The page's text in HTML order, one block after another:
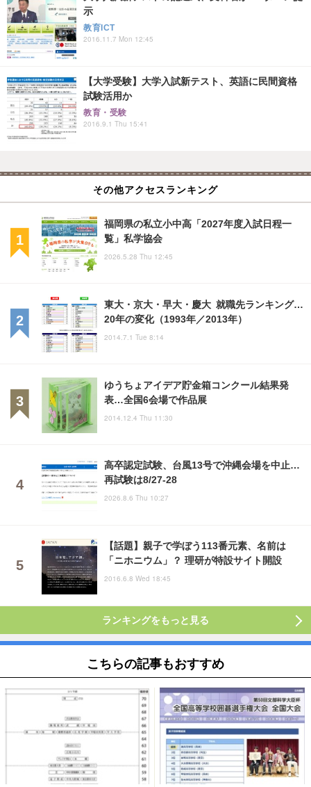
示
教育ICT
2016.11.7 Mon 12:45
【大学受験】大学入試新テスト、英語に民間資格
試験活用か
教育・受験
2016.9.1 Thu 15:41
その他アクセスランキング
福岡県の私立小中高「2027年度入試日程一
覧」私学協会
2026.5.28 Thu 12:45
東大・京大・早大・慶大 就職先ランキング…
20年の変化（1993年／2013年）
2014.7.1 Tue 8:14
ゆうちょアイデア貯金箱コンクール結果発
表…全国6会場で作品展
2014.12.4 Thu 11:30
高卒認定試験、台風13号で沖縄会場を中止…
再試験は8/27-28
2026.8.6 Thu 10:27
【話題】親子で学ぼう113番元素、名前は
「ニホニウム」？ 理研が特設サイト開設
2016.6.8 Wed 18:45
ランキングをもっと見る
こちらの記事もおすすめ